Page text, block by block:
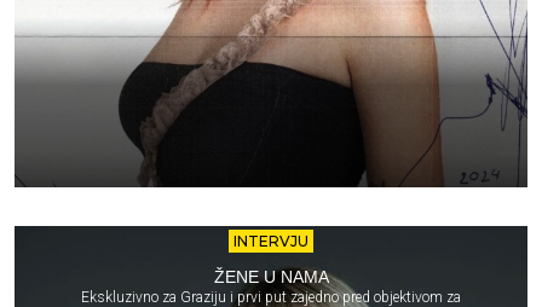
INTERVJU
ŽENE U NAMA
Ekskluzivno za Graziju i prvi put zajedno pred objektivom za